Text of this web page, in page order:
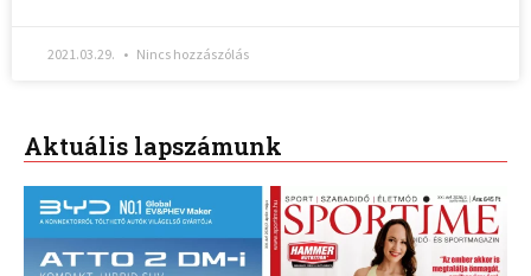
2021.03.29. Nincs hozzászólás
Aktuális lapszámunk